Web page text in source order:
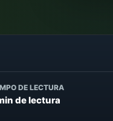
DE LECTURA
de lectura